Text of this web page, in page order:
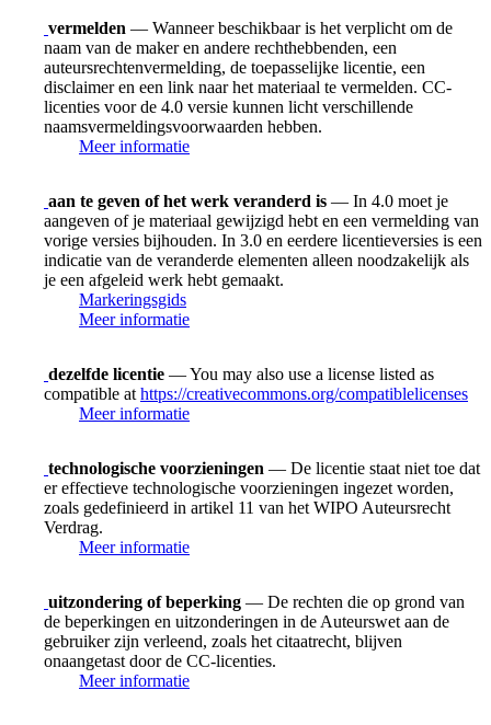
vermelden — Wanneer beschikbaar is het verplicht om de
naam van de maker en andere rechthebbenden, een
auteursrechtenvermelding, de toepasselijke licentie, een
disclaimer en een link naar het materiaal te vermelden. CC-
licenties voor de 4.0 versie kunnen licht verschillende
naamsvermeldingsvoorwaarden hebben.
Meer informatie
aan te geven of het werk veranderd is — In 4.0 moet je
aangeven of je materiaal gewijzigd hebt en een vermelding van
vorige versies bijhouden. In 3.0 en eerdere licentieversies is een
indicatie van de veranderde elementen alleen noodzakelijk als
je een afgeleid werk hebt gemaakt.
Markeringsgids
Meer informatie
dezelfde licentie — You may also use a license listed as
compatible at https://creativecommons.org/compatiblelicenses
Meer informatie
technologische voorzieningen — De licentie staat niet toe dat
er effectieve technologische voorzieningen ingezet worden,
zoals gedefinieerd in artikel 11 van het WIPO Auteursrecht
Verdrag.
Meer informatie
uitzondering of beperking — De rechten die op grond van
de beperkingen en uitzonderingen in de Auteurswet aan de
gebruiker zijn verleend, zoals het citaatrecht, blijven
onaangetast door de CC-licenties.
Meer informatie